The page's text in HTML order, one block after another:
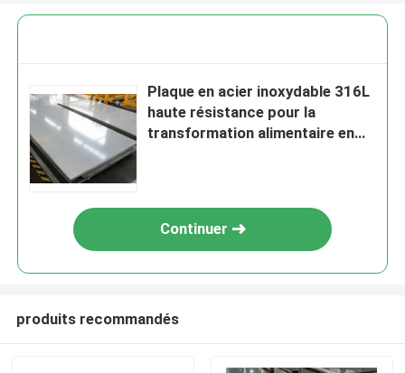
Plaque en acier inoxydable 316L
haute résistance pour la
transformation alimentaire en
Continuer
produits recommandés